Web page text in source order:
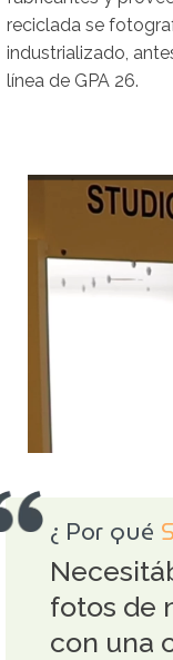
reciclada se
industrializado,
línea de GPA 26.
¿ Por qué
fotos de
con una